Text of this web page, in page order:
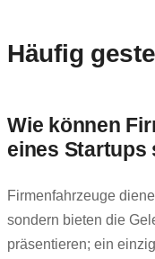
Häufig
Wie können
eines Startups
Firmenfahrzeuge
sondern bieten die
präsentieren; ein